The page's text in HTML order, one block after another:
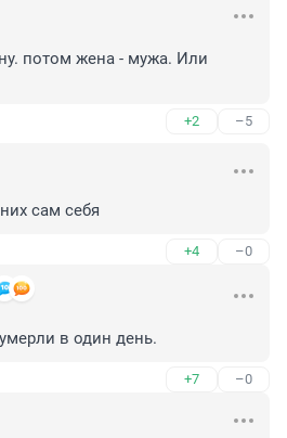
потом жена - мужа. Или
+2 –5
сам себя
+4 –0
в один день.
+7 –0